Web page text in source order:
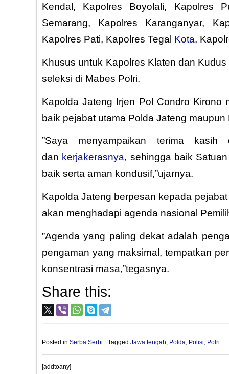
Kendal, Kapolres Boyolali, Kapolres
Semarang, Kapolres Karanganyar,
Kapolres Pati, Kapolres Tegal Kota,
Khusus untuk Kapolres Klaten dan Kudus
seleksi di Mabes Polri.
Kapolda Jateng Irjen Pol Condro Kirono
baik pejabat utama Polda Jateng maupun
”Saya menyampaikan terima
dan kerjakerasnya, sehingga baik
baik serta aman kondusif,”ujarnya.
Kapolda Jateng berpesan kepada
akan menghadapi agenda nasional
”Agenda yang paling dekat adalah
pengaman yang maksimal, tempatkan
konsentrasi masa,”tegasnya.
Share this:
Posted in Serba Serbi Tagged Jawa tengah Polda Polisi Polri
[addtoany]